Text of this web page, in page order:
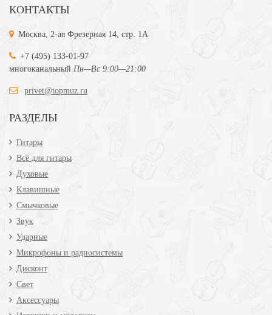
КОНТАКТЫ
Москва, 2-ая Фрезерная 14, стр. 1А
+7 (495) 133-01-97
многоканальный Пн—Вс 9:00—21:00
privet@topmuz.ru
РАЗДЕЛЫ
Гитары
Всё для гитары
Духовые
Клавишные
Смычковые
Звук
Ударные
Микрофоны и радиосистемы
Дисконт
Свет
Аксессуары